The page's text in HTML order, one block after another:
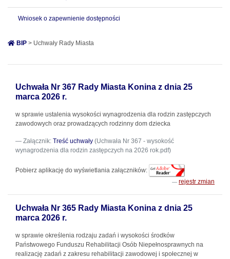
Wniosek o zapewnienie dostępności
BIP > Uchwały Rady Miasta
Uchwała Nr 367 Rady Miasta Konina z dnia 25
marca 2026 r.
w sprawie ustalenia wysokości wynagrodzenia dla rodzin zastępczych
zawodowych oraz prowadzących rodzinny dom dziecka
Załącznik: Treść uchwały (Uchwała Nr 367 - wysokość
wynagrodzenia dla rodzin zastępczych na 2026 rok.pdf)
Pobierz aplikację do wyświetlania załączników:
rejestr zmian
Uchwała Nr 365 Rady Miasta Konina z dnia 25
marca 2026 r.
w sprawie określenia rodzaju zadań i wysokości środków
Państwowego Funduszu Rehabilitacji Osób Niepełnosprawnych na
realizację zadań z zakresu rehabilitacji zawodowej i społecznej w